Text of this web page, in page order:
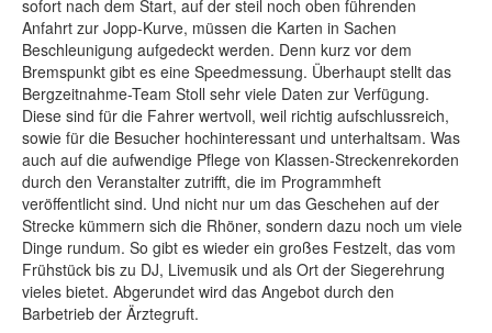
sofort nach dem Start, auf der steil noch oben führenden
Anfahrt zur Jopp-Kurve, müssen die Karten in Sachen
Beschleunigung aufgedeckt werden. Denn kurz vor dem
Bremspunkt gibt es eine Speedmessung. Überhaupt stellt das
Bergzeitnahme-Team Stoll sehr viele Daten zur Verfügung.
Diese sind für die Fahrer wertvoll, weil richtig aufschlussreich,
sowie für die Besucher hochinteressant und unterhaltsam. Was
auch auf die aufwendige Pflege von Klassen-Streckenrekorden
durch den Veranstalter zutrifft, die im Programmheft
veröffentlicht sind. Und nicht nur um das Geschehen auf der
Strecke kümmern sich die Rhöner, sondern dazu noch um viele
Dinge rundum. So gibt es wieder ein großes Festzelt, das vom
Frühstück bis zu DJ, Livemusik und als Ort der Siegerehrung
vieles bietet. Abgerundet wird das Angebot durch den
Barbetrieb der Ärztegruft.